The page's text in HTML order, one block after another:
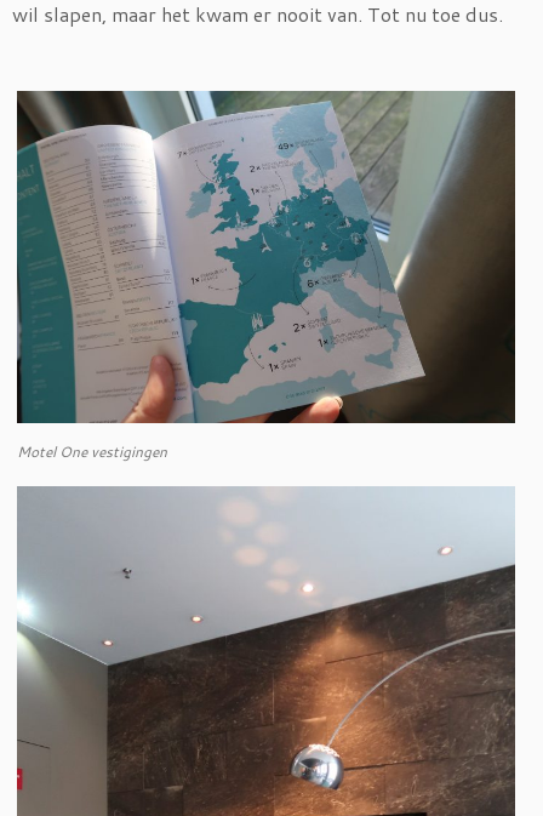
wil slapen, maar het kwam er nooit van. Tot nu toe dus.
Motel One vestigingen